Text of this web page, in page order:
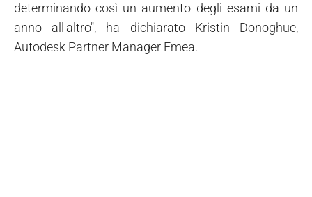
determinando così un aumento degli esami da un
anno all'altro", ha dichiarato Kristin Donoghue,
Autodesk Partner Manager Emea.